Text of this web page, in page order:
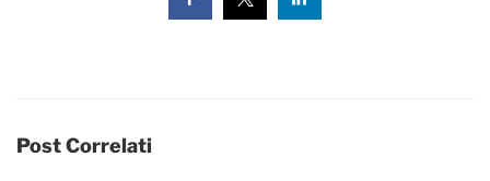
Post Correlati